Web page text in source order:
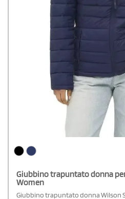
Giubbino trapuntato donna
Women
Giubbino trapuntato donna Wilson